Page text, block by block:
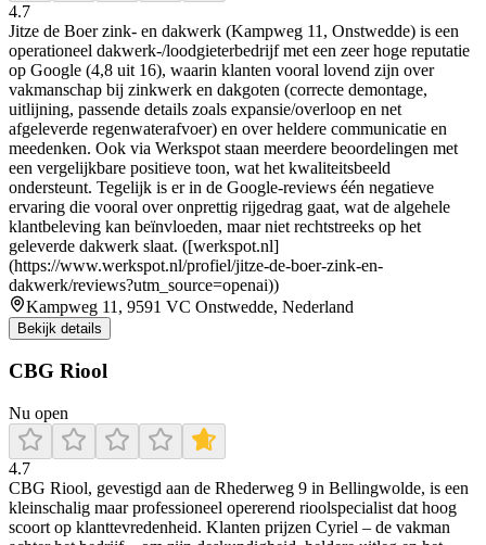
4.7
Jitze de Boer zink- en dakwerk (Kampweg 11, Onstwedde) is een
operationeel dakwerk-/loodgieterbedrijf met een zeer hoge reputatie
op Google (4,8 uit 16), waarin klanten vooral lovend zijn over
vakmanschap bij zinkwerk en dakgoten (correcte demontage,
uitlijning, passende details zoals expansie/overloop en net
afgeleverde regenwaterafvoer) en over heldere communicatie en
meedenken. Ook via Werkspot staan meerdere beoordelingen met
een vergelijkbare positieve toon, wat het kwaliteitsbeeld
ondersteunt. Tegelijk is er in de Google-reviews één negatieve
ervaring die vooral over onprettig rijgedrag gaat, wat de algehele
klantbeleving kan beïnvloeden, maar niet rechtstreeks op het
geleverde dakwerk slaat. ([werkspot.nl]
(https://www.werkspot.nl/profiel/jitze-de-boer-zink-en-
dakwerk/reviews?utm_source=openai))
Kampweg 11, 9591 VC Onstwedde, Nederland
Bekijk details
CBG Riool
Nu open
4.7
CBG Riool, gevestigd aan de Rhederweg 9 in Bellingwolde, is een
kleinschalig maar professioneel opererend rioolspecialist dat hoog
scoort op klanttevredenheid. Klanten prijzen Cyriel – de vakman